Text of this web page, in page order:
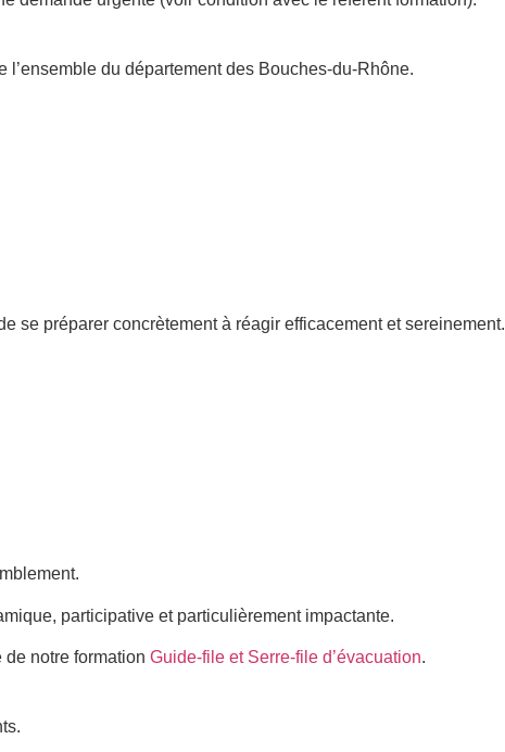
du département des Bouches-du-Rhône.
se préparer concrètement à réagir efficacement et sereinement.
participative et particulièrement impactante.
notre formation Guide-file et Serre-file d’évacuation.